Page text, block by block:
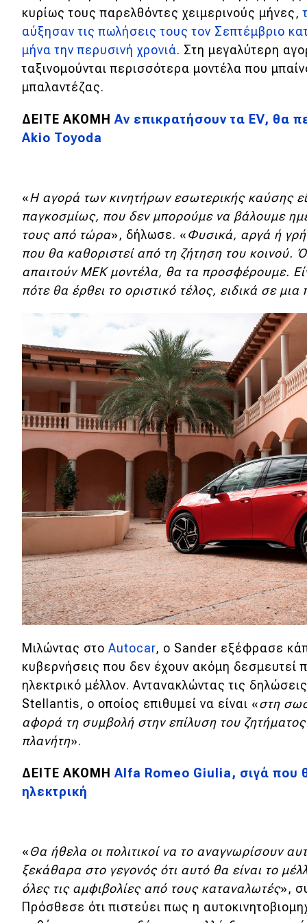
Νέα
Παρουσιάσεις
DRIVE Away
MOTO
Οδηγός αγοράς
Συμβουλές
Χρηστικά
Συμβουλές
ΚΤΕΟ
Οδική βοήθεια
eDRIVE
DRIVE USED
κυρίως τους παρελθόντες χειμερινούς μήνες,
αύξησαν τις πωλήσεις τους τον Σεπτέμβριο
μήνα την περυσινή χρονιά. Στη μεγαλύτερη
ταξινομούνται περισσότερα μοντέλα που
μπαλαντέζας.
ΔΕΙΤΕ ΑΚΟΜΗ Αν επικρατήσουν τα EV, θα
Akio Toyoda
«Η αγορά των κινητήρων εσωτερικής καύσης
παγκοσμίως, που δεν μπορούμε να βάλουμε
τους από τώρα», δήλωσε. «Φυσικά, αργά ή
που θα καθοριστεί από τη ζήτηση του κοινού.
απαιτούν ΜΕΚ μοντέλα, θα τα προσφέρουμε.
πότε θα έρθει το οριστικό τέλος, ειδικά σε
Μιλώντας στο Autocar, ο Sander εξέφρασε
κυβερνήσεις που δεν έχουν ακόμη δεσμευτεί
ηλεκτρικό μέλλον. Αντανακλώντας τις
Stellantis, ο οποίος επιθυμεί να είναι «στη
αφορά τη συμβολή στην επίλυση του
πλανήτη».
ΔΕΙΤΕ ΑΚΟΜΗ Alfa Romeo Giulia, σιγά που
ηλεκτρική
«Θα ήθελα οι πολιτικοί να το αναγνωρίσουν
ξεκάθαρα στο γεγονός ότι αυτό θα είναι το
όλες τις αμφιβολίες από τους καταναλωτές»,
Πρόσθεσε ότι πιστεύει πως η